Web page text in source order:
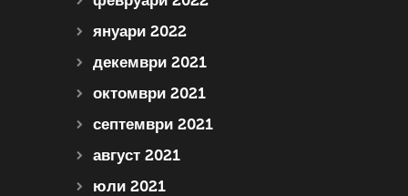
януари 2022
декември 2021
октомври 2021
септември 2021
август 2021
юли 2021